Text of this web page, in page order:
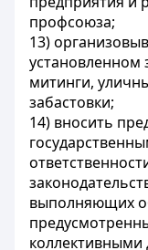
профсоюза;
13)
установленном
митинги,
забастовки;
14) вносить
выполняющих
коллективными